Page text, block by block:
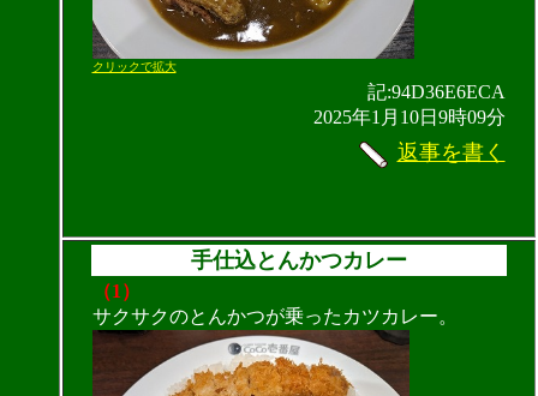
クリックで拡大
記:94D36E6ECA
2025年1月10日9時09分
返事を書く
手仕込とんかつカレー
（1）
サクサクのとんかつが乗ったカツカレー。